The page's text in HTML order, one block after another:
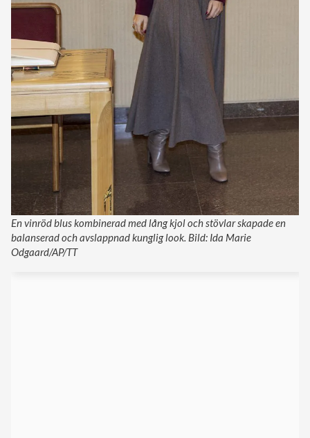
En vinröd blus kombinerad med lång kjol och stövlar skapade en
balanserad och avslappnad kunglig look. Bild: Ida Marie
Odgaard/AP/TT